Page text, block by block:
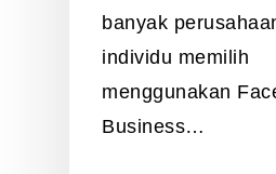
banyak
individu memilih
menggunakan
Business…